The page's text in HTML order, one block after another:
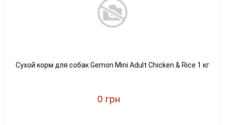
Сухой корм для собак Gemon Mini Adult Chicken & Rice 1 кг
0 грн